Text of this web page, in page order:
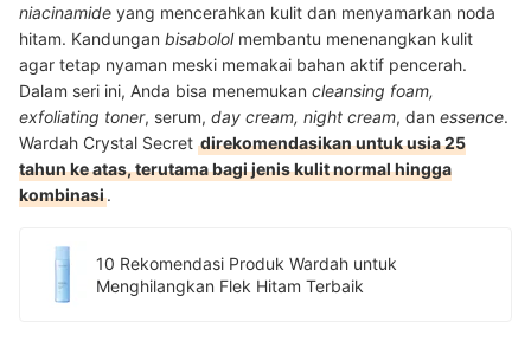
niacinamide yang mencerahkan kulit dan menyamarkan noda
hitam. Kandungan bisabololmembantu menenangkan kulit
agar tetap nyaman meski memakai bahan aktif pencerah.
Dalam seri ini, Anda bisa menemukan cleansing foam,
exfoliating toner, serum, day cream, night cream, dan essence.
Wardah Crystal Secret direkomendasikan untuk usia 25
tahun ke atas, terutama bagi jenis kulit normal hingga
kombinasi.
10 Rekomendasi Produk Wardah untuk
Menghilangkan Flek Hitam Terbaik